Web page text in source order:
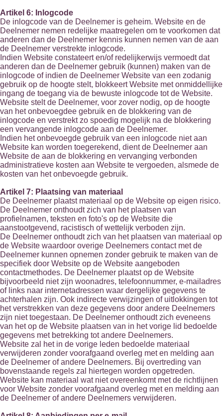
Artikel 6: Inlogcode
De inlogcode van de Deelnemer is geheim. Website en de
Deelnemer nemen redelijke maatregelen om te voorkomen dat
anderen dan de Deelnemer kennis kunnen nemen van de aan
de Deelnemer verstrekte inlogcode.
Indien Website constateert en/of redelijkerwijs vermoedt dat
anderen dan de Deelnemer gebruik (kunnen) maken van de
inlogcode of indien de Deelnemer Website van een zodanig
gebruik op de hoogte stelt, blokkeert Website met onmiddellijke
ingang de toegang via de bewuste inlogcode tot de Website.
Website stelt de Deelnemer, voor zover nodig, op de hoogte
van het onbevoegdee gebruik en de blokkering van de
inlogcode en verstrekt zo spoedig mogelijk na de blokkering
een vervangende inlogcode aan de Deelnemer.
Indien het onbevoegde gebruik van een inlogcode niet aan
Website kan worden toegerekend, dient de Deelnemer aan
Website de aan de blokkering en vervanging verbonden
administratieve kosten aan Website te vergoeden, alsmede de
kosten van het onbevoegde gebruik.
Artikel 7: Plaatsing van materiaal
De Deelnemer plaatst materiaal op de Website op eigen risico.
De Deelnemer onthoudt zich van het plaatsen van
profielnamen, teksten en foto's op de Website die
aanstootgevend, racistisch of wettelijk verboden zijn.
De Deelnemer onthoudt zich van het plaatsen van materiaal op
de Website waardoor overige Deelnemers contact met de
Deelnemer kunnen opnemen zonder gebruik te maken van de
specifiek door Website op de Website aangeboden
contactmethodes. De Deelnemer plaatst op de Website
bijvoorbeeld niet zijn woonadres, telefoonnummer, e-mailadres
of links naar internetadressen waar dergelijke gegevens te
achterhalen zijn. Ook indirecte verwijzingen of uitlokkingen tot
het verstrekken van deze gegevens door andere Deelnemers
zijn niet toegestaan. De Deelnemer onthoudt zich eveneens
van het op de Website plaatsen van in het vorige lid bedoelde
gegevens met betrekking tot andere Deelnemers.
Website zal het in de vorige leden bedoelde materiaal
verwijderen zonder voorafgaand overleg met en melding aan
de Deelnemer of andere Deelnemers. Bij overtreding van
bovenstaande regels zal hiertegen worden opgetreden.
Website kan materiaal wat niet overeenkomt met de richtlijnen
voor Website zonder voorafgaand overleg met en melding aan
de Deelnemer of andere Deelnemers verwijderen.